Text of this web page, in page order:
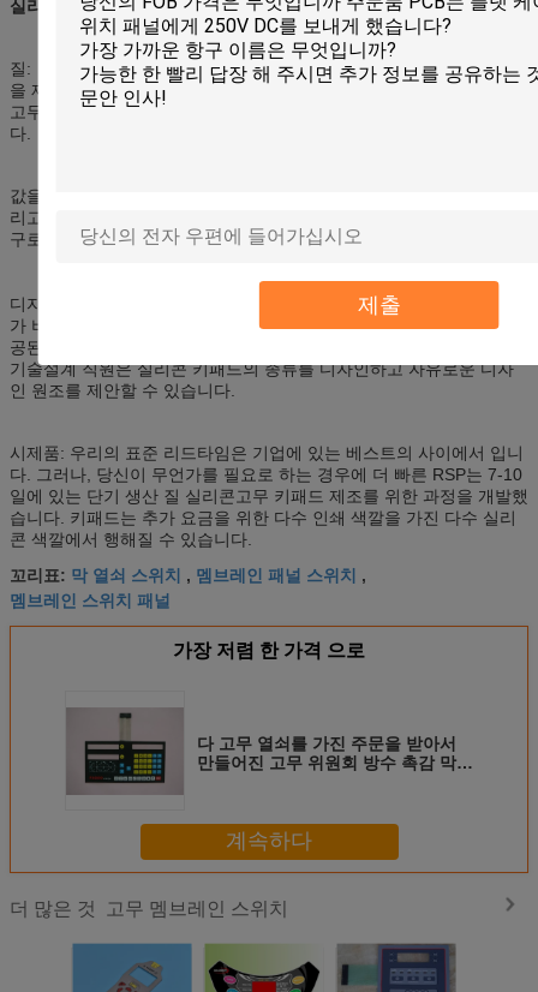
제출
실리콘고무 조형과 키패드
질: 고품질 장비 및 물자는 당신의 제품에 있는 내구성 그리고 견실함
을 제공합니다. HHC에는 가족 소유되고 운영한 사업이고 제조 실리콘
고무 키패드, 실리콘 전화 키패드 등등에 있는 많은 년 경험이 있습니
다.
값을 매기기: HHC는 세계적인 서비스 및 가격 설정을 제안합니다. 그
리고 우리는 표준 가격 떨어져 RMB의 고객 수천을 저장할 수 있는 도
구로 만드는 방법을 개발했습니다!
디자인을 해방하십시오: 우리의 고무 장식새김 비용은 제 2 파일의 추
가 비용 없이 만드는 3D를 포함합니다. 우리는 또한 고객에 의하여 제
공된 견본에서 키패드를 추가 비용 없이 reengineer 좋습니다. 우리의
기술설계 직원은 실리콘 키패드의 종류를 디자인하고 자유로운 디자
인 원조를 제안할 수 있습니다.
시제품: 우리의 표준 리드타임은 기업에 있는 베스트의 사이에서 입니
다. 그러나, 당신이 무언가를 필요로 하는 경우에 더 빠른 RSP는 7-10
일에 있는 단기 생산 질 실리콘고무 키패드 제조를 위한 과정을 개발했
습니다. 키패드는 추가 요금을 위한 다수 인쇄 색깔을 가진 다수 실리
콘 색깔에서 행해질 수 있습니다.
꼬리표: 막 열쇠 스위치 , 멤브레인 패널 스위치 ,
멤브레인 스위치 패널
가장 저렴 한 가격 으로
다 고무 열쇠를 가진 주문을 받아서
만들어진 고무 위원회 방수 촉감 막
계속하다
더 많은 것 고무 멤브레인 스위치